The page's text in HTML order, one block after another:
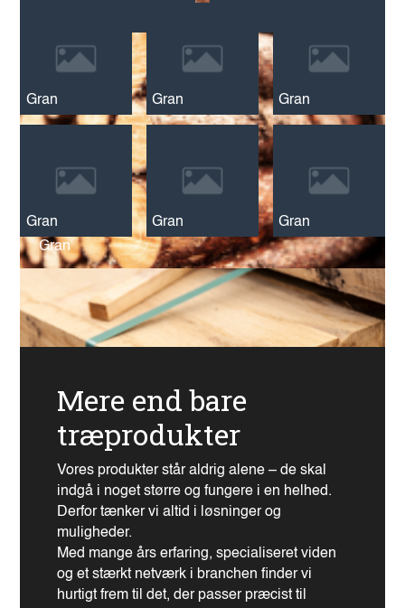
Gran
Gran Gran Gran
Gran Gran Gran
Mere end bare
træprodukter
Vores produkter står aldrig alene – de skal
indgå i noget større og fungere i en helhed.
Derfor tænker vi altid i løsninger og
muligheder.
Med mange års erfaring, specialiseret viden
og et stærkt netværk i branchen finder vi
hurtigt frem til det, der passer præcist til